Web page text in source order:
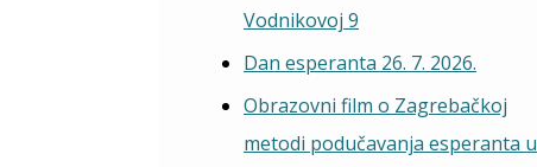
Vodnikovoj 9
Dan esperanta 26. 7. 2026.
Obrazovni film o Zagrebačkoj
metodi podučavanja esperanta u